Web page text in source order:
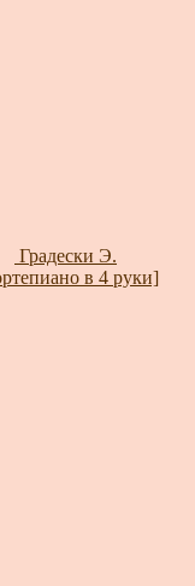
Градески Э.
в 4 руки]